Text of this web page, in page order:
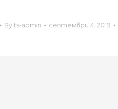
Byts-admin септември 4, 2019